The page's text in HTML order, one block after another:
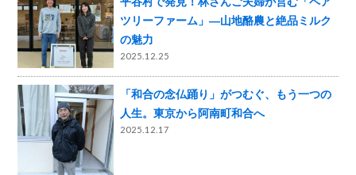
ツリーファーム」―山地酪農と絶品ミルク
の魅力
2025.12.25
「和合の念仏踊り」がつむぐ、もう一つの
人生。東京から阿南町和合へ
2025.12.17